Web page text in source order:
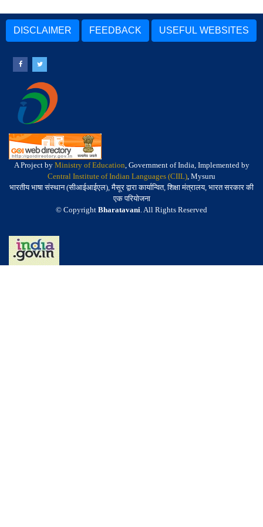
DISCLAIMER FEEDBACK USEFUL WEBSITES
A Project by Ministry of Education, Government of India, Implemented by
Central Institute of Indian Languages (CIIL), Mysuru
भारतीय भाषा संस्थान (सीआईआईएल), मैसूर द्वारा कार्यान्वित, शिक्षा मंत्रालय, भारत सरकार की
एक परियोजना
© Copyright Bharatavani. All Rights Reserved